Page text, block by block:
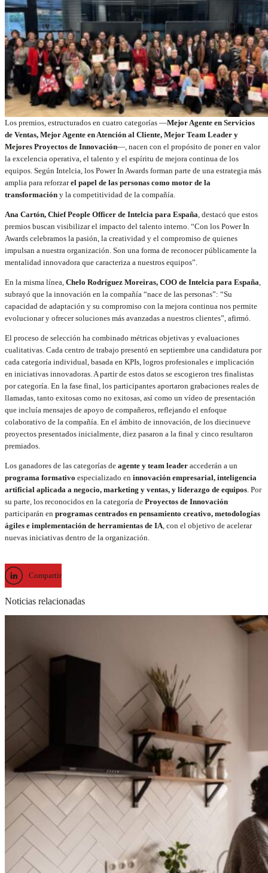
Los premios, estructurados en cuatro categorías —Mejor Agente en Servicios
de Ventas, Mejor Agente en Atención al Cliente, Mejor Team Leader y
Mejores Proyectos de Innovación—, nacen con el propósito de poner en valor
la excelencia operativa, el talento y el espíritu de mejora continua de los
equipos. Según Intelcia, los Power In Awards forman parte de una estrategia más
amplia para reforzarel papel de las personas como motor de la
transformación y la competitividad de la compañía.
Ana Cartón, Chief People Officer de Intelcia para España, destacó que estos
premios buscan visibilizar el impacto del talento interno. “Con los Power In
Awards celebramos la pasión, la creatividad y el compromiso de quienes
impulsan a nuestra organización. Son una forma de reconocer públicamente la
mentalidad innovadora que caracteriza a nuestros equipos”.
En la misma línea, Chelo Rodríguez Moreiras, COO de Intelcia para España,
subrayó que la innovación en la compañía “nace de las personas”: “Su
capacidad de adaptación y su compromiso con la mejora continua nos permite
evolucionar y ofrecer soluciones más avanzadas a nuestros clientes”, afirmó.
El proceso de selección ha combinado métricas objetivas y evaluaciones
cualitativas. Cada centro de trabajo presentó en septiembre una candidatura por
cada categoría individual, basada en KPIs, logros profesionales e implicación
en iniciativas innovadoras. A partir de estos datos se escogieron tres finalistas
por categoría. En la fase final, los participantes aportaron grabaciones reales de
llamadas, tanto exitosas como no exitosas, así como un vídeo de presentación
que incluía mensajes de apoyo de compañeros, reflejando el enfoque
colaborativo de la compañía. En el ámbito de innovación, de los diecinueve
proyectos presentados inicialmente, diez pasaron a la final y cinco resultaron
premiados.
Los ganadores de las categorías de agente y team leader accederán a un
programa formativo especializado en innovación empresarial, inteligencia
artificial aplicada a negocio, marketing y ventas, y liderazgo de equipos. Por
su parte, los reconocidos en la categoría de Proyectos de Innovación
participarán en programas centrados en pensamiento creativo, metodologías
ágiles e implementación de herramientas de IA, con el objetivo de acelerar
nuevas iniciativas dentro de la organización.
Compartir
Noticias relacionadas